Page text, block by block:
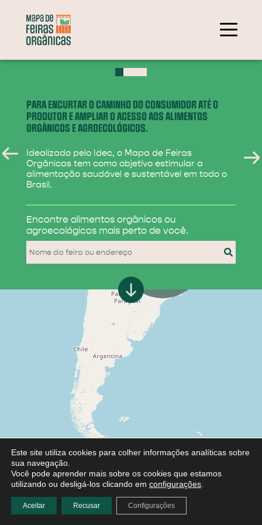
PARA ENCURTAR O CAMINHO DO CONSUMIDOR ATÉ O
PRODUTOR E AMPLIAR O ACESSO AOS ALIMENTOS
ORGÂNICOS E AGROECOLÓGICOS.
Idealizado pelo Idec, o Mapa de Feiras
Orgânicas tem como objetivo estimular a
alimentação saudável e sustentável em todo o
Brasil.
Encontre alimentos orgânicos ou
agroecológicos mais perto de você.
284
31
Este site utiliza cookies para colher informações analíticas sobre
sua navegação.
Você pode aprender mais sobre os cookies que estamos
utilizando ou desligá-los clicando em configurações
Aceitar Recusar Configurações